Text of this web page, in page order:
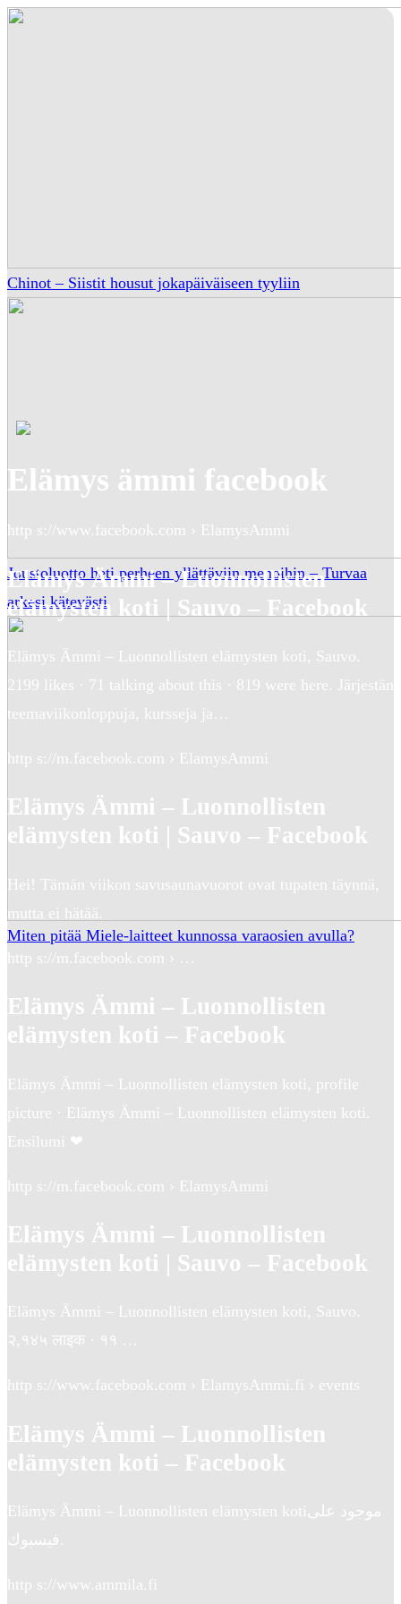
Chinot – Siistit housut jokapäiväiseen tyyliin
Joustoluotto heti perheen yllättäviin menoihin – Turvaa
arkesi kätevästi
Miten pitää Miele-laitteet kunnossa varaosien avulla?
Elämys ämmi facebook
http s://www.facebook.com › ElamysAmmi
Elämys Ämmi – Luonnollisten
elämysten koti | Sauvo – Facebook
Elämys Ämmi – Luonnollisten elämysten koti, Sauvo.
2199 likes · 71 talking about this · 819 were here. Järjestän
teemaviikonloppuja, kursseja ja…
http s://m.facebook.com › ElamysAmmi
Elämys Ämmi – Luonnollisten
elämysten koti | Sauvo – Facebook
Hei! Tämän viikon savusaunavuorot ovat tupaten täynnä,
mutta ei hätää.
http s://m.facebook.com › …
Elämys Ämmi – Luonnollisten
elämysten koti – Facebook
Elämys Ämmi – Luonnollisten elämysten koti, profile
picture · Elämys Ämmi – Luonnollisten elämysten koti.
Ensilumi ❤
http s://m.facebook.com › ElamysAmmi
Elämys Ämmi – Luonnollisten
elämysten koti | Sauvo – Facebook
Elämys Ämmi – Luonnollisten elämysten koti, Sauvo.
२,१४५ लाइक · ११ …
http s://www.facebook.com › ElamysAmmi.fi › events
Elämys Ämmi – Luonnollisten
elämysten koti – Facebook
Elämys Ämmi – Luonnollisten elämysten koti‎‏ موجود على
فيسبوك.
http s://www.ammila.fi